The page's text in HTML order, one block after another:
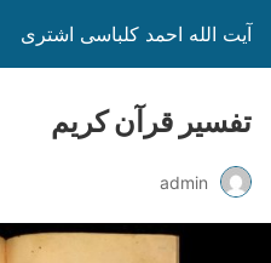
آیت الله احمد کلباسی اشتری
تفسیر قرآن کریم
admin